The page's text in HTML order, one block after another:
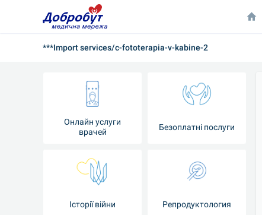
***Import services/c-fototerapia-v-kabine-2
Онлайн услуги
врачей
Безоплатні послуги
Iсторії війни Репродуктология